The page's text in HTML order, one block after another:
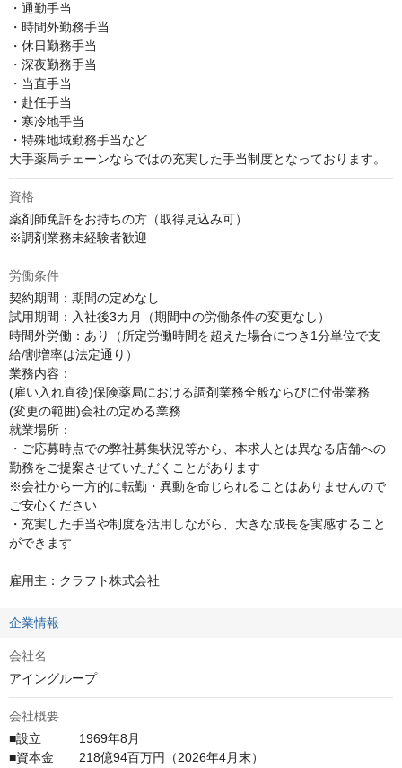
・通勤手当
・時間外勤務手当
・休日勤務手当
・深夜勤務手当
・当直手当
・赴任手当
・寒冷地手当
・特殊地域勤務手当など
大手薬局チェーンならではの充実した手当制度となっております。
資格
薬剤師免許をお持ちの方（取得見込み可）
※調剤業務未経験者歓迎
労働条件
契約期間：期間の定めなし
試用期間：入社後3カ月（期間中の労働条件の変更なし）
時間外労働：あり（所定労働時間を超えた場合につき1分単位で支
給/割増率は法定通り）
業務内容：
(雇い入れ直後)保険薬局における調剤業務全般ならびに付帯業務
(変更の範囲)会社の定める業務
就業場所：
・ご応募時点での弊社募集状況等から、本求人とは異なる店舗への
勤務をご提案させていただくことがあります
※会社から一方的に転勤・異動を命じられることはありませんので
ご安心ください
・充実した手当や制度を活用しながら、大きな成長を実感すること
ができます
雇用主：クラフト株式会社
企業情報
会社名
アイングループ
会社概要
■設立　　　1969年8月
■資本金　　218億94百万円（2026年4月末）